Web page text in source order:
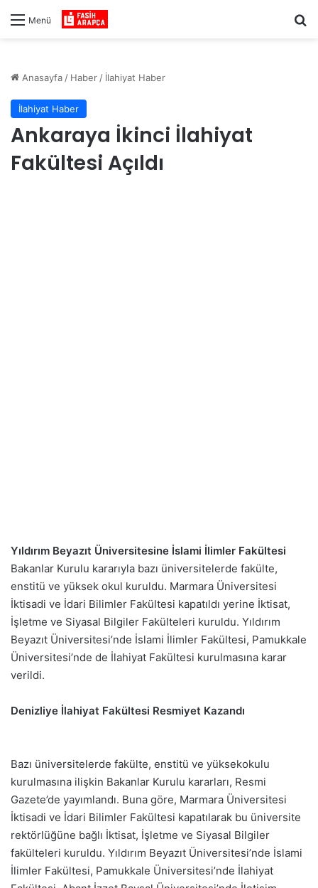
Menü
Anasayfa / Haber / İlahiyat Haber
İlahiyat Haber
Ankaraya İkinci İlahiyat
Fakültesi Açıldı
Yıldırım Beyazıt Üniversitesine İslami İlimler Fakültesi
Bakanlar Kurulu kararıyla bazı üniversitelerde fakülte,
enstitü ve yüksek okul kuruldu. Marmara Üniversitesi
İktisadi ve İdari Bilimler Fakültesi kapatıldı yerine İktisat,
İşletme ve Siyasal Bilgiler Fakülteleri kuruldu. Yıldırım
Beyazıt Üniversitesi’nde İslami İlimler Fakültesi, Pamukkale
Üniversitesi’nde de İlahiyat Fakültesi kurulmasına karar
verildi.
Denizliye İlahiyat Fakültesi Resmiyet Kazandı
Bazı üniversitelerde fakülte, enstitü ve yüksekokulu
kurulmasına ilişkin Bakanlar Kurulu kararları, Resmi
Gazete’de yayımlandı. Buna göre, Marmara Üniversitesi
İktisadi ve İdari Bilimler Fakültesi kapatılarak bu üniversite
rektörlüğüne bağlı İktisat, İşletme ve Siyasal Bilgiler
fakülteleri kuruldu. Yıldırım Beyazıt Üniversitesi’nde İslami
İlimler Fakültesi, Pamukkale Üniversitesi’nde İlahiyat